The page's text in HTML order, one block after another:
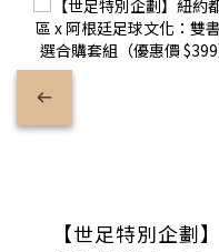
【世足特別企劃】